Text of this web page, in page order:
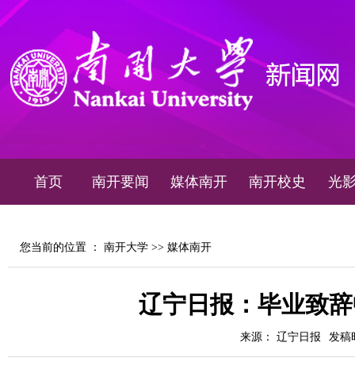
首页 南开要闻 媒体南开 南开校史 光
您当前的位置 ： 南开大学 >> 媒体南开
辽宁日报：毕业致
来源： 辽宁日报 发稿